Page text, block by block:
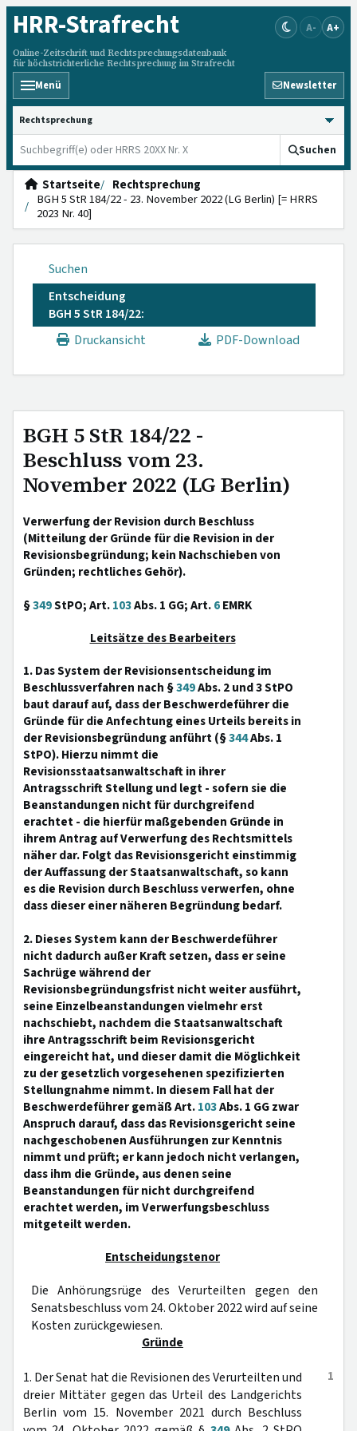
HRR-Strafrecht
Online-Zeitschrift und Rechtsprechungsdatenbank
für höchstrichterliche Rechtsprechung im Strafrecht
A- A+
Menü Newsletter
HRRS durchsuchen
Suchen
Startseite
Rechtsprechung
BGH 5 StR 184/22 - 23. November 2022 (LG Berlin) [= HRRS
2023 Nr. 40]
Suchen
Entscheidung
BGH 5 StR 184/22:
Druckansicht
PDF-Download
BGH 5 StR 184/22 -
Beschluss vom 23.
November 2022 (LG Berlin)
Verwerfung der Revision durch Beschluss
(Mitteilung der Gründe für die Revision in der
Revisionsbegründung; kein Nachschieben von
Gründen; rechtliches Gehör).
§349StPO; Art.103Abs. 1 GG; Art.6EMRK
Leitsätze des Bearbeiters
1. Das System der Revisionsentscheidung im
Beschlussverfahren nach §349Abs. 2 und 3 StPO
baut darauf auf, dass der Beschwerdeführer die
Gründe für die Anfechtung eines Urteils bereits in
der Revisionsbegründung anführt (§344Abs. 1
StPO). Hierzu nimmt die
Revisionsstaatsanwaltschaft in ihrer
Antragsschrift Stellung und legt - sofern sie die
Beanstandungen nicht für durchgreifend
erachtet - die hierfür maßgebenden Gründe in
ihrem Antrag auf Verwerfung des Rechtsmittels
näher dar. Folgt das Revisionsgericht einstimmig
der Auffassung der Staatsanwaltschaft, so kann
es die Revision durch Beschluss verwerfen, ohne
dass dieser einer näheren Begründung bedarf.
2. Dieses System kann der Beschwerdeführer
nicht dadurch außer Kraft setzen, dass er seine
Sachrüge während der
Revisionsbegründungsfrist nicht weiter ausführt,
seine Einzelbeanstandungen vielmehr erst
nachschiebt, nachdem die Staatsanwaltschaft
ihre Antragsschrift beim Revisionsgericht
eingereicht hat, und dieser damit die Möglichkeit
zu der gesetzlich vorgesehenen spezifizierten
Stellungnahme nimmt. In diesem Fall hat der
Beschwerdeführer gemäß Art.103Abs. 1 GG zwar
Anspruch darauf, dass das Revisionsgericht seine
nachgeschobenen Ausführungen zur Kenntnis
nimmt und prüft; er kann jedoch nicht verlangen,
dass ihm die Gründe, aus denen seine
Beanstandungen für nicht durchgreifend
erachtet werden, im Verwerfungsbeschluss
mitgeteilt werden.
Entscheidungstenor
Die Anhörungsrüge des Verurteilten gegen den
Senatsbeschluss vom 24. Oktober 2022 wird auf seine
Kosten zurückgewiesen.
Gründe
1
1. Der Senat hat die Revisionen des Verurteilten und
dreier Mittäter gegen das Urteil des Landgerichts
Berlin vom 15. November 2021 durch Beschluss